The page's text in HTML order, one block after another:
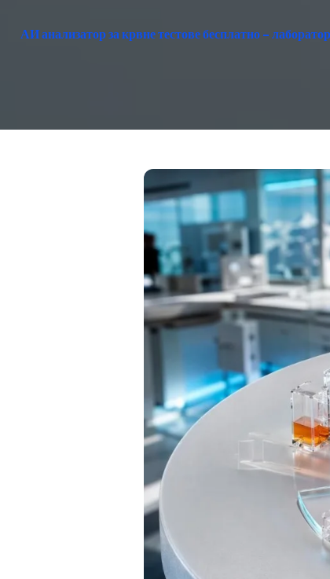
АИ анализатор за крвне тестове бесплатно –